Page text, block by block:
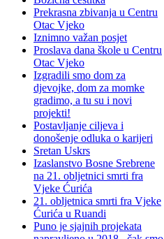
Prekrasna zbivanja u Centru
Otac Vjeko
Iznimno važan posjet
Proslava dana škole u Centru
Otac Vjeko
Izgradili smo dom za
djevojke, dom za momke
gradimo, a tu su i novi
projekti!
Postavljanje ciljeva i
donošenje odluka o karijeri
Sretan Uskrs
Izaslanstvo Bosne Srebrene
na 21. obljetnici smrti fra
Vjeke Ćurića
21. obljetnica smrti fra Vjeke
Ćurića u Ruandi
Puno je sjajnih projekata